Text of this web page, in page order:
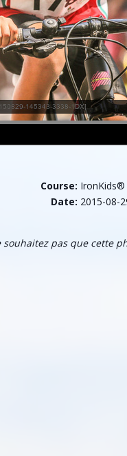
Course: IronKids®
Date: 2015-08-
pas que cette